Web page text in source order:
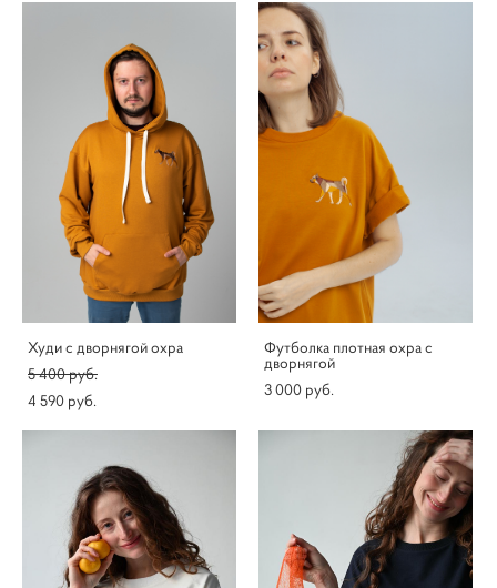
Худи с дворнягой охра
5 400 pуб.
4 590 pуб.
Футболка плотная охра с
дворнягой
3 000 pуб.